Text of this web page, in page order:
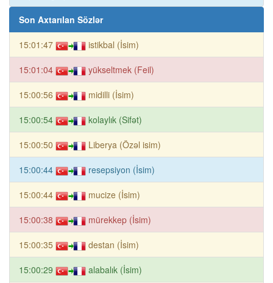
Son Axtarılan Sözlər
15:01:47 istikbal (İsim)
15:01:04 yükseltmek (Feil)
15:00:56 midilli (İsim)
15:00:54 kolaylık (Sifət)
15:00:50 Liberya (Özəl isim)
15:00:44 resepsiyon (İsim)
15:00:44 mucize (İsim)
15:00:38 mürekkep (İsim)
15:00:35 destan (İsim)
15:00:29 alabalık (İsim)